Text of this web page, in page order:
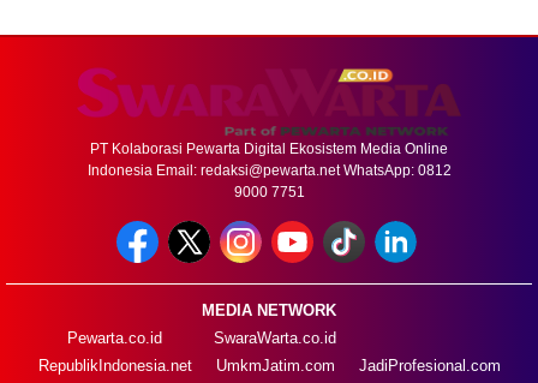
PT Kolaborasi Pewarta Digital Ekosistem Media Online
Indonesia Email: redaksi@pewarta.netWhatsApp: 0812
9000 7751
MEDIA NETWORK
Pewarta.co.id
RepublikIndonesia.net
SwaraWarta.co.id
UmkmJatim.com
JadiProfesional.com